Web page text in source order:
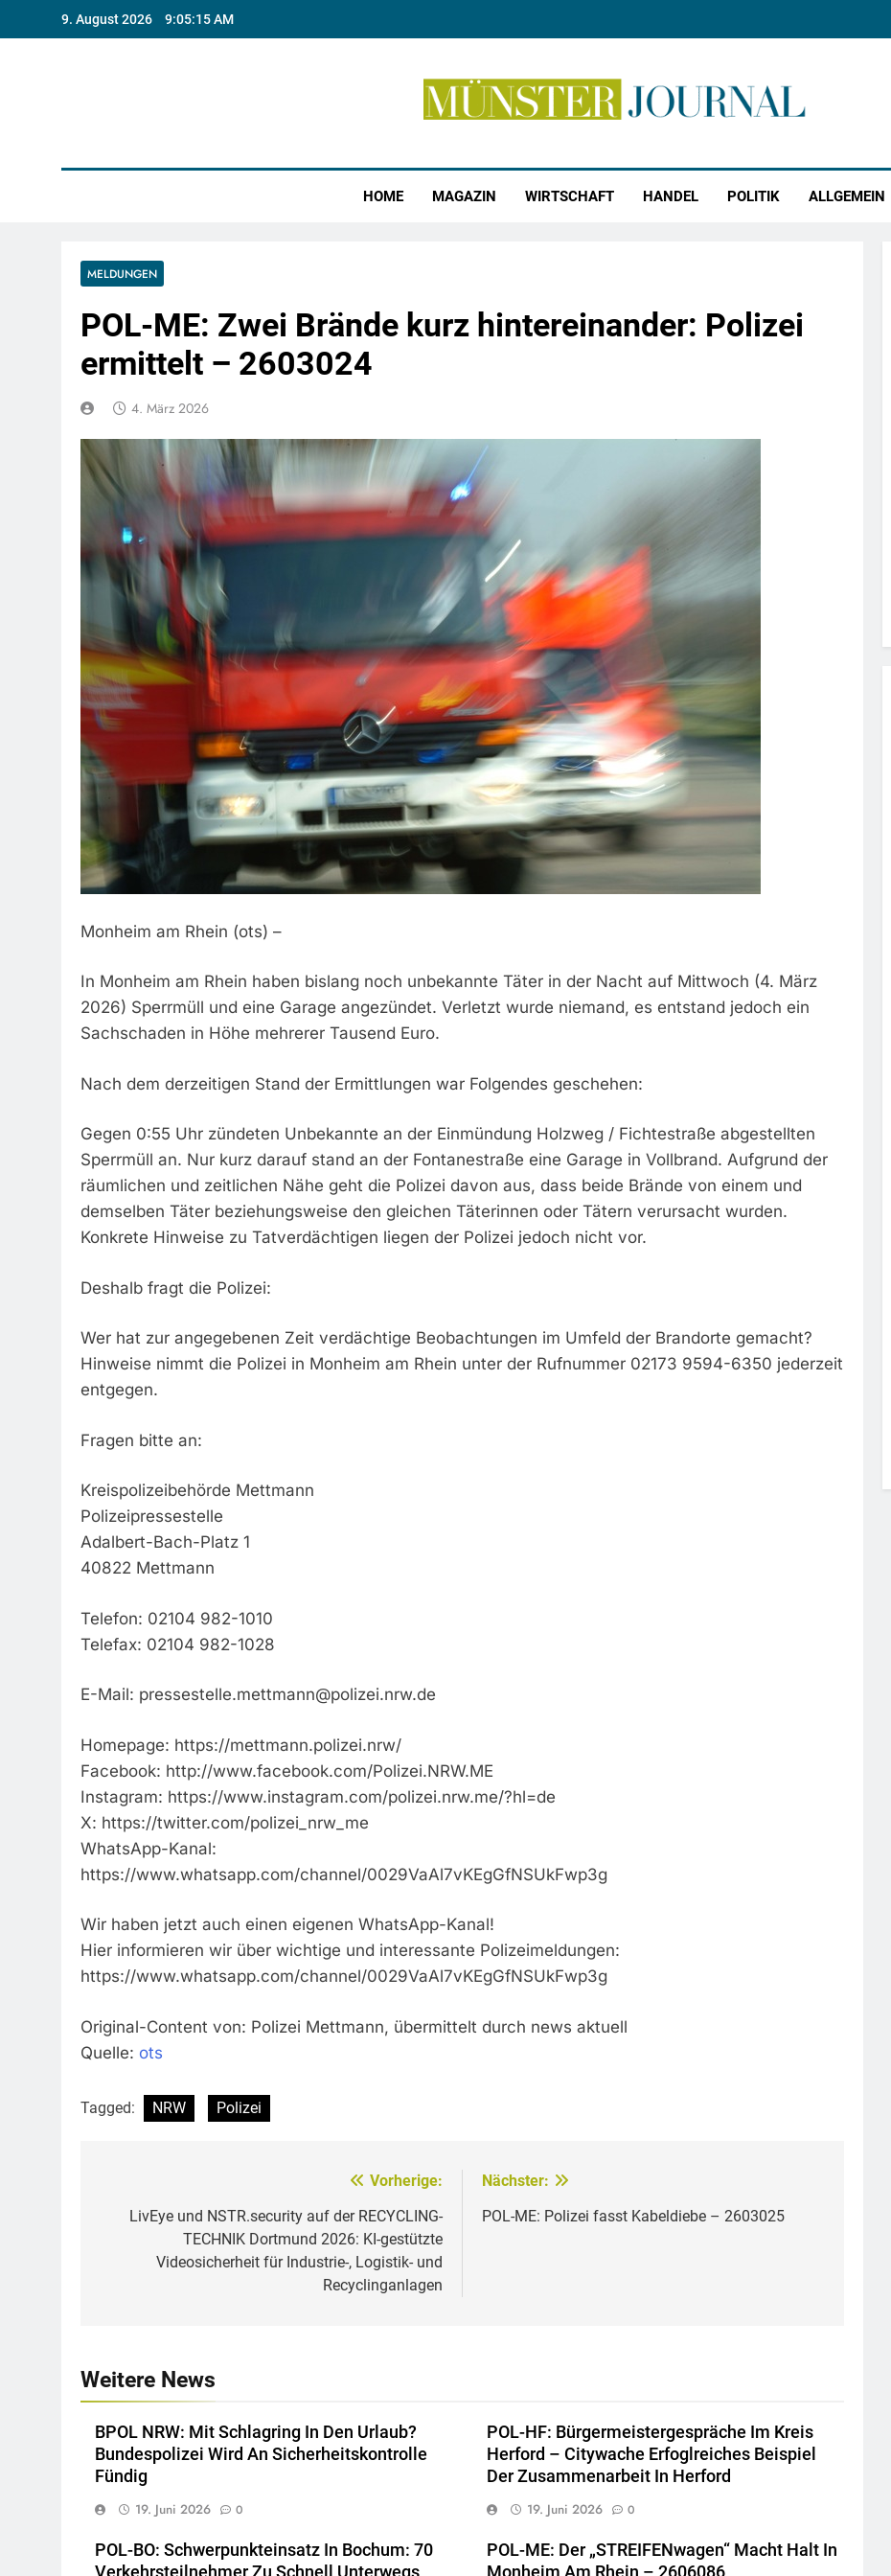
9. August 2026 9:05:16 AM
HOME MAGAZIN WIRTSCHAFT HANDEL POLITIK ALLGEMEIN
MELDUNGEN
POL-ME: Zwei Brände kurz hintereinander: Polizei
ermittelt – 2603024
4. März 2026
Monheim am Rhein (ots) –
In Monheim am Rhein haben bislang noch unbekannte Täter in der Nacht auf Mittwoch (4. März
2026) Sperrmüll und eine Garage angezündet. Verletzt wurde niemand, es entstand jedoch ein
Sachschaden in Höhe mehrerer Tausend Euro.
Nach dem derzeitigen Stand der Ermittlungen war Folgendes geschehen:
Gegen 0:55 Uhr zündeten Unbekannte an der Einmündung Holzweg / Fichtestraße abgestellten
Sperrmüll an. Nur kurz darauf stand an der Fontanestraße eine Garage in Vollbrand. Aufgrund der
räumlichen und zeitlichen Nähe geht die Polizei davon aus, dass beide Brände von einem und
demselben Täter beziehungsweise den gleichen Täterinnen oder Tätern verursacht wurden.
Konkrete Hinweise zu Tatverdächtigen liegen der Polizei jedoch nicht vor.
Deshalb fragt die Polizei:
Wer hat zur angegebenen Zeit verdächtige Beobachtungen im Umfeld der Brandorte gemacht?
Hinweise nimmt die Polizei in Monheim am Rhein unter der Rufnummer 02173 9594-6350 jederzeit
entgegen.
Fragen bitte an:
Kreispolizeibehörde Mettmann
Polizeipressestelle
Adalbert-Bach-Platz 1
40822 Mettmann
Telefon: 02104 982-1010
Telefax: 02104 982-1028
E-Mail: pressestelle.mettmann@polizei.nrw.de
Homepage: https://mettmann.polizei.nrw/
Facebook: http://www.facebook.com/Polizei.NRW.ME
Instagram: https://www.instagram.com/polizei.nrw.me/?hl=de
X: https://twitter.com/polizei_nrw_me
WhatsApp-Kanal:
https://www.whatsapp.com/channel/0029VaAl7vKEgGfNSUkFwp3g
Wir haben jetzt auch einen eigenen WhatsApp-Kanal!
Hier informieren wir über wichtige und interessante Polizeimeldungen:
https://www.whatsapp.com/channel/0029VaAl7vKEgGfNSUkFwp3g
Original-Content von: Polizei Mettmann, übermittelt durch news aktuell
Quelle: ots
Tagged: NRW Polizei
Vorherige:
LivEye und NSTR.security auf der RECYCLING-
TECHNIK Dortmund 2026: KI-gestützte
Videosicherheit für Industrie-, Logistik- und
Recyclinganlagen
Nächster:
POL-ME: Polizei fasst Kabeldiebe – 2603025
Weitere News
BPOL NRW: Mit Schlagring In Den Urlaub?
Bundespolizei Wird An Sicherheitskontrolle
Fündig
19. Juni 2026 0
POL-HF: Bürgermeistergespräche Im Kreis
Herford – Citywache Erfoglreiches Beispiel
Der Zusammenarbeit In Herford
19. Juni 2026 0
POL-BO: Schwerpunkteinsatz In Bochum: 70
Verkehrsteilnehmer Zu Schnell Unterwegs
POL-ME: Der „STREIFENwagen“ Macht Halt In
Monheim Am Rhein – 2606086